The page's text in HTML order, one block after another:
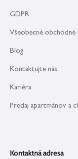
GDPR
Všeobecné obchodné
Blog
Kontaktujte nás
Kariéra
Predaj apartmánov a
Kontaktná adresa